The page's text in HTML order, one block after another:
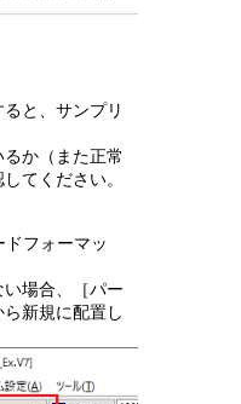
と、サンプリ
か（また正常
てください。
フォーマッ
場合、［パー
新規に配置し